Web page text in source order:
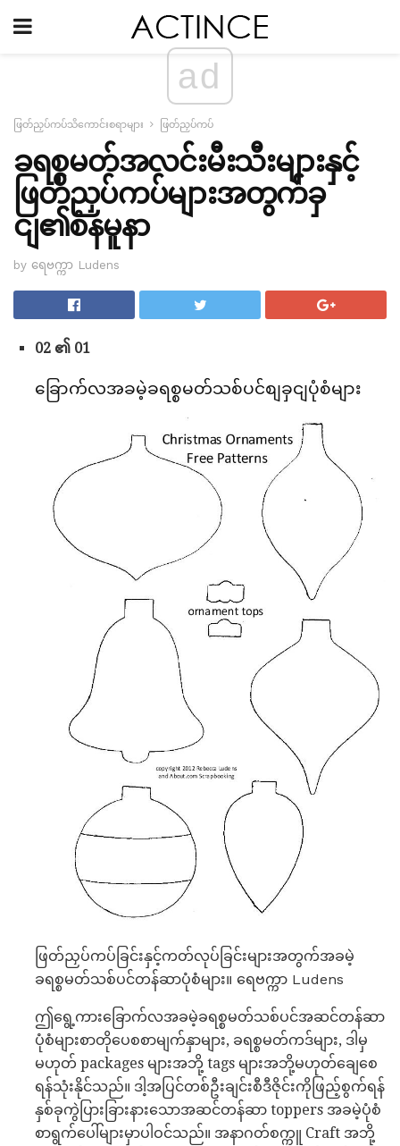
ad
ဖြတ်ညှပ်ကပ်သိကောင်းစရာများ ဖြတ်ညှပ်ကပ်
ခရစ္စမတ်အလင်းမီးသီးများနှင့်
ဖြတ်ညှပ်ကပ်များအတွက်ခှ
ငျ၏စံနမူနာ
by ရေဗက္ကာ Ludens
02 ၏ 01
ခြောက်လအခမဲ့ခရစ္စမတ်သစ်ပင်စျခှငျပုံစံများ
ဖြတ်ညှပ်ကပ်ခြင်းနှင့်ကတ်လုပ်ခြင်းများအတွက်အခမဲ့
ခရစ္စမတ်သစ်ပင်တန်ဆာပုံစံများ။ ရေဗက္ကာ Ludens
ဤရွေ့ကားခြောက်လအခမဲ့ခရစ္စမတ်သစ်ပင်အဆင်တန်ဆာ
ပုံစံများစာတိုပေစစာမျက်နှာများ, ခရစ္စမတ်ကဒ်များ, ဒါမှ
မဟုတ် packages များအဘို့ tags များအဘို့မဟုတ်ချေစေ
ရန်သုံးနိုင်သည်။ ဒါ့အပြင်တစ်ဦးချင်းစီဒီဇိုင်းကိုဖြည့်စွက်ရန်
နှစ်ခုကွဲပြားခြားနားသောအဆင်တန်ဆာ toppers အခမဲ့ပုံစံ
စာရွက်ပေါ်များမှာပါဝင်သည်။ အနာဂတ်စက္ကူ Craft အဘို့